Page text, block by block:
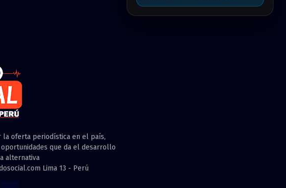
la oferta periodística en el país,
que da el desarrollo
alternativa
Lima 13 - Perú